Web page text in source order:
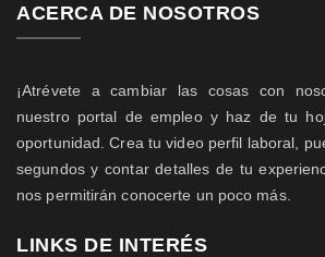
ACERCA DE NOSOTROS
¡Atrévete a cambiar las cosas con
nuestro portal de empleo y haz de tu
oportunidad. Crea tu video perfil laboral,
segundos y contar detalles de tu
nos permitirán conocerte un poco más.
LINKS DE INTERÉS